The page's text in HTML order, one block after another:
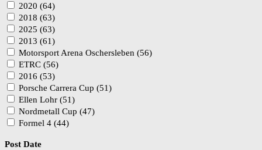
2020 (64)
2018 (63)
2025 (63)
2013 (61)
Motorsport Arena Oschersleben (56)
ETRC (56)
2016 (53)
Porsche Carrera Cup (51)
Ellen Lohr (51)
Nordmetall Cup (47)
Formel 4 (44)
Post Date